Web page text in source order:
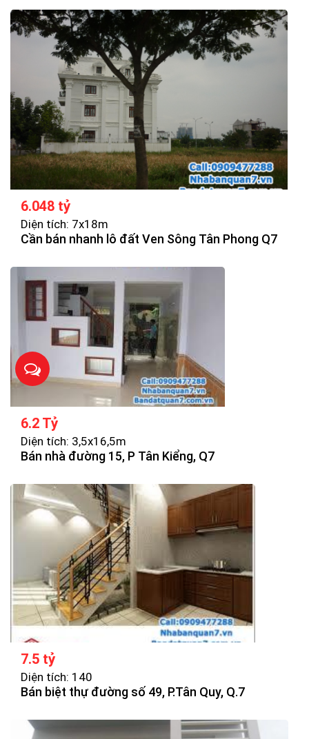
6.048 tỷ
Diện tích: 7x18m
Cần bán nhanh lô đất Ven Sông Tân Phong Q7
6.2 Tỷ
Diện tích: 3,5x16,5m
Bán nhà đường 15, P Tân Kiểng, Q7
7.5 tỷ
Diện tích: 140
Bán biệt thự đường số 49, P.Tân Quy, Q.7